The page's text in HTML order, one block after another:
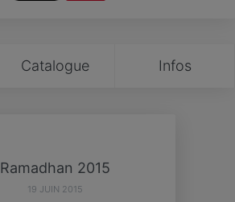
Catalogue Infos
Ramadhan 2015
19 JUIN 2015